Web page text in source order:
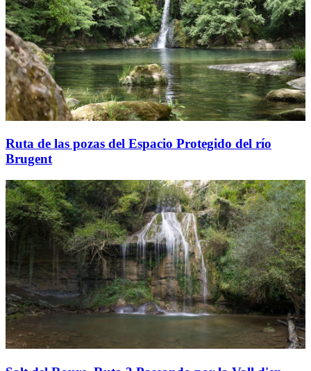
Ruta de las pozas del Espacio Protegido del río
Brugent